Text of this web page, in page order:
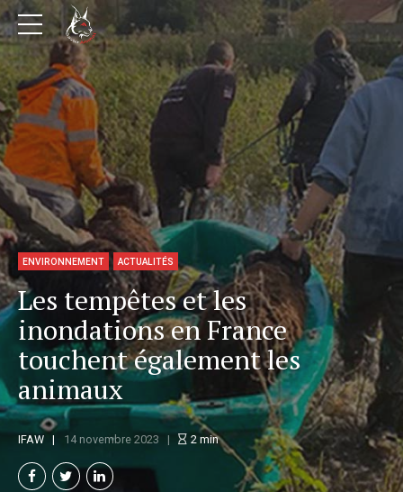
ENVIRONNEMENT ACTUALITÉS
Les tempêtes et les
inondations en France
touchent également les
animaux
IFAW 14 novembre 2023 2 min